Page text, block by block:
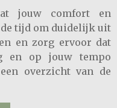
jouw comfort en
tijd om duidelijk uit
en zorg ervoor dat
en op jouw tempo
overzicht van de